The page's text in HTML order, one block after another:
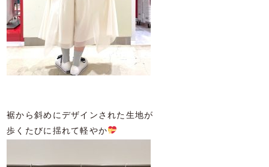
裾から斜めにデザインされた生地が
歩くたびに揺れて軽やか